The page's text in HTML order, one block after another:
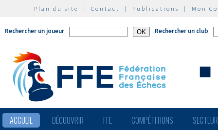
Plan du site | Contact | Publications | Mon
Rechercher un joueur Rechercher un club
ACCUEIL DÉCOUVRIR FFE COMPÉTITIONS